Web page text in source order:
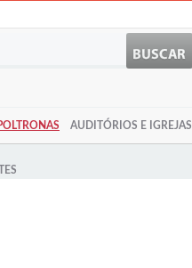
AUDITÓRIOS E IGREJAS